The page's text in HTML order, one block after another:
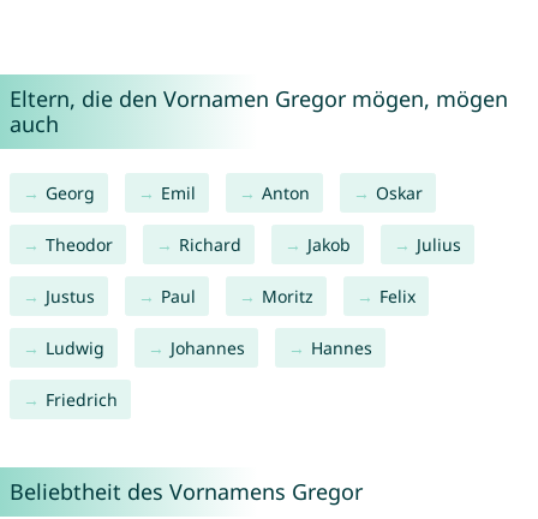
Eltern, die den Vornamen Gregor mögen, mögen
auch
Georg Emil Anton Oskar
Theodor Richard Jakob Julius
Justus Paul Moritz Felix
Ludwig Johannes Hannes
Friedrich
Beliebtheit des Vornamens Gregor